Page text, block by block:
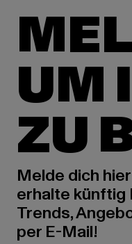
UM
ZU
Melde dich
erhalte künftig
Trends,
per E-Mail!